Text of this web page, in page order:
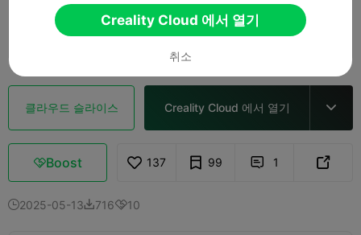
0.2mm layer, 2 walls, 15% infill
2.29g
클라우드 슬라이스 Creality Cloud 에서 열기 
Boost 137 99  1 
2025-05-1371610
Creality Cloud 에서 열기
취소